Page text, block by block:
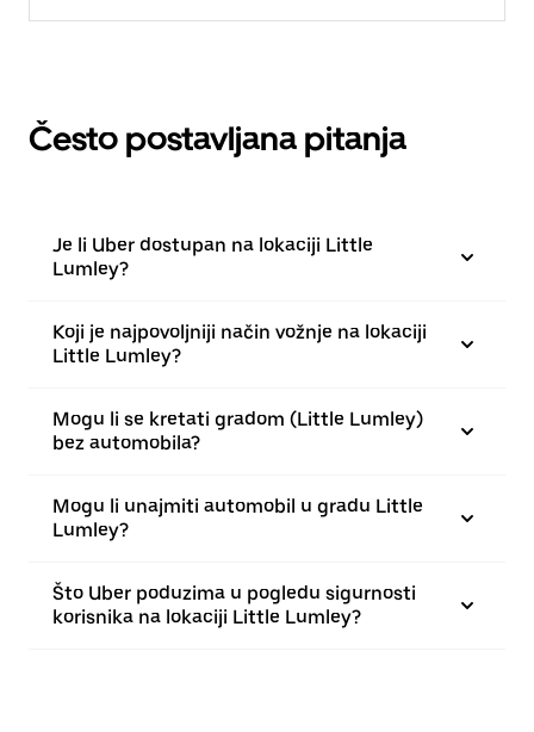
Često postavljana pitanja
Je li Uber dostupan na lokaciji Little
Lumley?
Koji je najpovoljniji način vožnje na lokaciji
Little Lumley?
Mogu li se kretati gradom (Little Lumley)
bez automobila?
Mogu li unajmiti automobil u gradu Little
Lumley?
Što Uber poduzima u pogledu sigurnosti
korisnika na lokaciji Little Lumley?